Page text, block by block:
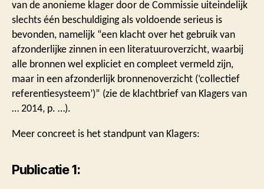
van de anonieme klager door de Commissie uiteindelijk
slechts één beschuldiging als voldoende serieus is
bevonden, namelijk “een klacht over het gebruik van
afzonderlijke zinnen in een literatuuroverzicht, waarbij
alle bronnen wel expliciet en compleet vermeld zijn,
maar in een afzonderlijk bronnenoverzicht (‘collectief
referentiesysteem’)” (zie de klachtbrief van Klagers van
… 2014, p. …).
Meer concreet is het standpunt van Klagers:
Publicatie 1: